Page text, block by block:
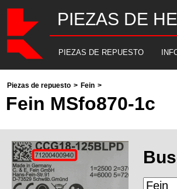
PIEZAS DE
PIEZAS DE REPUESTO
Piezas de repuesto > Fein >
Fein MSfo870-1c